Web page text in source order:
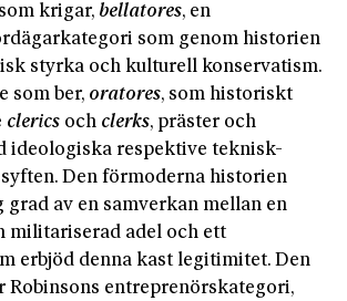
krigar, bellatores, en
som genom historien
styrka och kulturell konservatism.
som ber, oratores, som historiskt
clerics och clerks, präster och
ideologiska respektive teknisk-
Den förmoderna historien
grad av en samverkan mellan en
militariserad adel och ett
erbjöd denna kast legitimitet. Den
Robinsons entreprenörskategori,